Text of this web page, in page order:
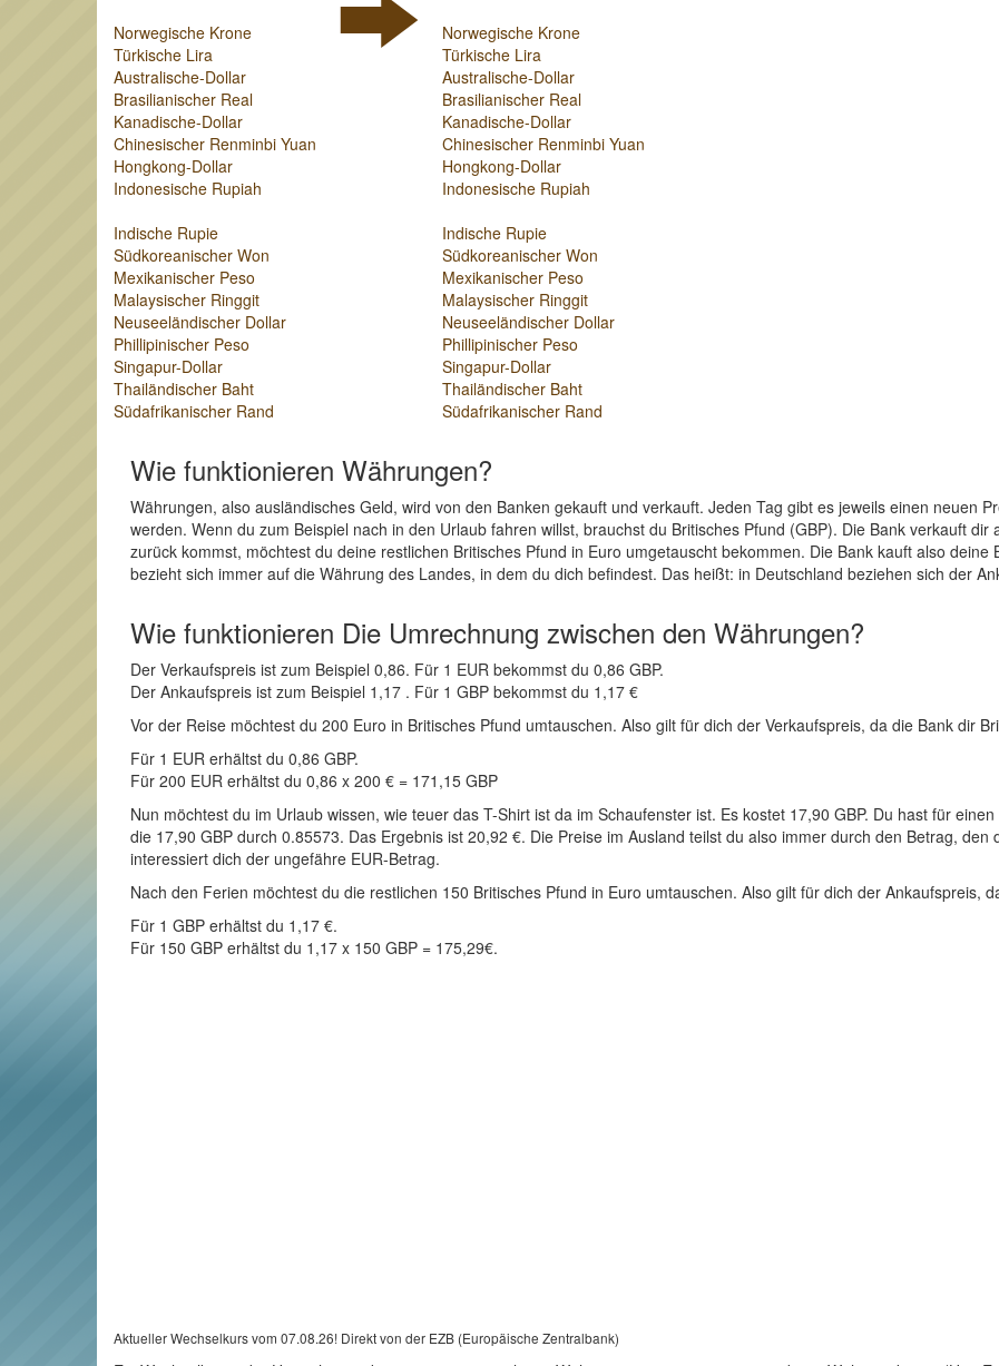
Norwegische Krone
Türkische Lira
Australische-Dollar
Brasilianischer Real
Kanadische-Dollar
Chinesischer Renminbi Yuan
Hongkong-Dollar
Indonesische Rupiah
Indische Rupie
Südkoreanischer Won
Mexikanischer Peso
Malaysischer Ringgit
Neuseeländischer Dollar
Phillipinischer Peso
Singapur-Dollar
Thailändischer Baht
Südafrikanischer Rand
Norwegische Krone
Türkische Lira
Australische-Dollar
Brasilianischer Real
Kanadische-Dollar
Chinesischer Renminbi Yuan
Hongkong-Dollar
Indonesische Rupiah
Indische Rupie
Südkoreanischer Won
Mexikanischer Peso
Malaysischer Ringgit
Neuseeländischer Dollar
Phillipinischer Peso
Singapur-Dollar
Thailändischer Baht
Südafrikanischer Rand
Wie funktionieren Währungen?
Währungen, also ausländisches Geld, wird von den Banken gekauft und verkauft. Jeden Tag gibt es jeweils einen neuen
werden. Wenn du zum Beispiel nach in den Urlaub fahren willst, brauchst du Britisches Pfund (GBP). Die Bank verkauft
zurück kommst, möchtest du deine restlichen Britisches Pfund in Euro umgetauscht bekommen. Die Bank kauft also
bezieht sich immer auf die Währung des Landes, in dem du dich befindest. Das heißt: in Deutschland beziehen sich der
Wie funktionieren Die Umrechnung zwischen den Währungen?
Der Verkaufspreis ist zum Beispiel 0,86. Für 1 EUR bekommst du 0,86 GBP.
Der Ankaufspreis ist zum Beispiel 1,17 . Für 1 GBP bekommst du 1,17 €
Vor der Reise möchtest du 200 Euro in Britisches Pfund umtauschen. Also gilt für dich der Verkaufspreis, da die Bank dir
Für 1 EUR erhältst du 0,86 GBP.
Für 200 EUR erhältst du 0,86 x 200 € = 171,15 GBP
Nun möchtest du im Urlaub wissen, wie teuer das T-Shirt ist da im Schaufenster ist. Es kostet 17,90 GBP. Du hast für
die 17,90 GBP durch 0.85573. Das Ergebnis ist 20,92 €. Die Preise im Ausland teilst du also immer durch den Betrag,
interessiert dich der ungefähre EUR-Betrag.
Nach den Ferien möchtest du die restlichen 150 Britisches Pfund in Euro umtauschen. Also gilt für dich der Ankaufspreis,
Für 1 GBP erhältst du 1,17 €.
Für 150 GBP erhältst du 1,17 x 150 GBP = 175,29€.
Aktueller Wechselkurs vom 07.08.26! Direkt von der EZB (Europäische Zentralbank)